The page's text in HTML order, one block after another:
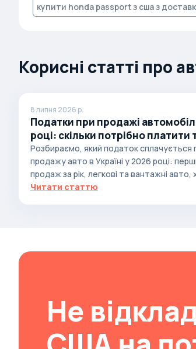
Bitter
Brabus
Bronto
Bufori
Bugatti
Buick
BYD
Callaway
Chana
Changan
ChangFeng
купити honda passport з сша з
Корисні статті про
8 липня 2026 р.
Податки при продажі
році: скільки потрібно платити
випадках
Розбираємо, який податок сплачується
продажу авто в Україні у 2026 році:
продаж за рік, легкові та вантажні авто,
Читати статтю
Не